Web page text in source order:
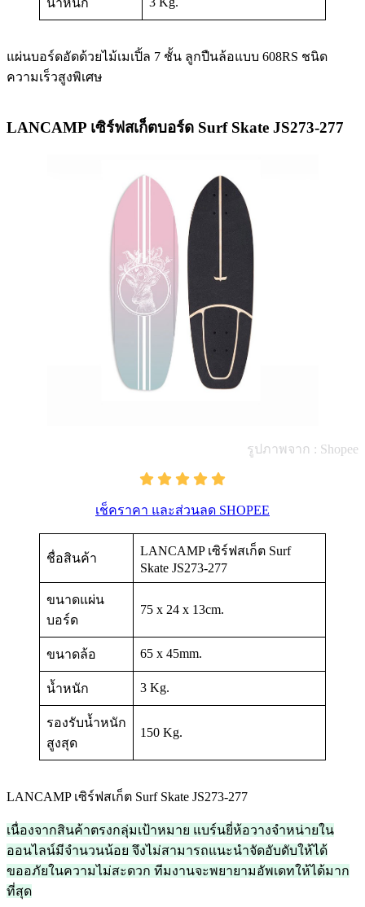
น้ำหนัก
แผ่นบอร์ดอัดด้วยไม้เมเปิ้ล 7 ชั้น ลูกปืนล้อแบบ 608RS ชนิด
ความเร็วสูงพิเศษ
LANCAMP เซิร์ฟสเก็ตบอร์ด Surf Skate JS273-277
รูปภาพจาก : Shopee
เช็คราคา และส่วนลด SHOPEE
ชื่อสินค้า
LANCAMP เซิร์ฟสเก็ต Surf
Skate JS273-277
ขนาดแผ่น
บอร์ด
75 x 24 x 13cm.
ขนาดล้อ 65 x 45mm.
น้ำหนัก 3 Kg.
รองรับน้ำหนัก
สูงสุด
150 Kg.
LANCAMP เซิร์ฟสเก็ต Surf Skate JS273-277
เนื่องจากสินค้าตรงกลุ่มเป้าหมาย แบร์นยี่ห้อวางจำหน่ายใน
ออนไลน์มีจำนวนน้อย จึงไม่สามารถแนะนำจัดอับดับให้ได้
ขออภัยในความไม่สะดวก ทีมงานจะพยายามอัพเดทให้ได้มาก
ที่สุด